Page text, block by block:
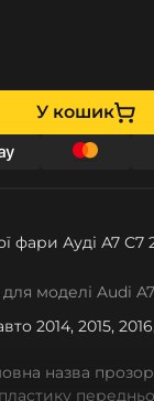
У кошик
фари Ауді А7 С7
моделі Audi
2014, 2015,
назва